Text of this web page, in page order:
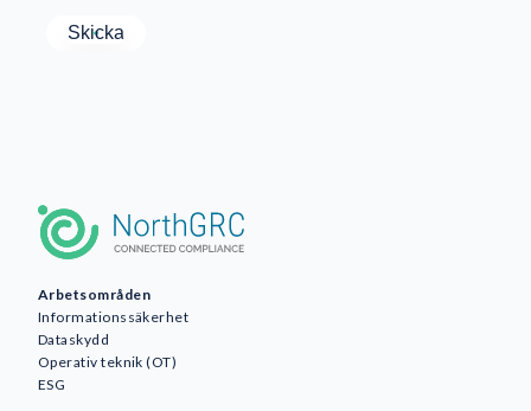
Arbetsområden
Informationssäkerhet
Dataskydd
Operativ teknik (OT)
ESG